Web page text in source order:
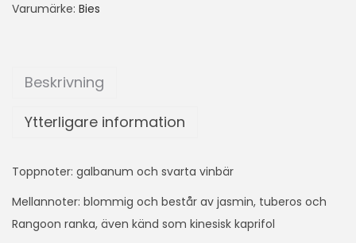
Varumärke: Bies
Beskrivning
Ytterligare information
Toppnoter: galbanum och svarta vinbär
Mellannoter: blommig och består av jasmin, tuberos och
Rangoon ranka, även känd som kinesisk kaprifol